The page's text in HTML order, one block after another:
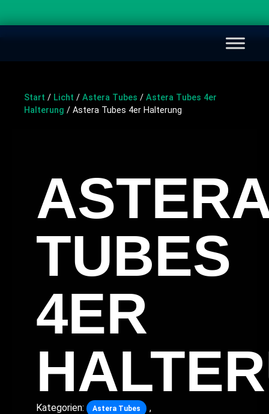
Start / Licht / Astera Tubes / Astera Tubes 4er
Halterung / Astera Tubes 4er Halterung
TUBES
4ER
Kategorien: Astera Tubes ,